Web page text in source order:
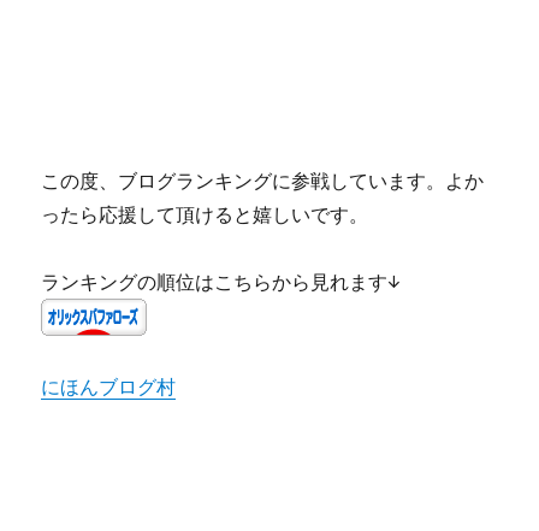
この度、ブログランキングに参戦しています。よか
ったら応援して頂けると嬉しいです。
ランキングの順位はこちらから見れます↓
にほんブログ村